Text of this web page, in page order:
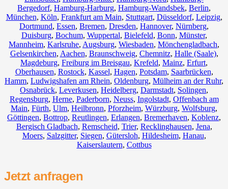
Bergedorf, Hamburg-Harburg, Hamburg-Wandsbek, Berlin,
München, Köln, Frankfurt am Main, Stuttgart, Düsseldorf, Leipzig,
Dortmund, Essen, Bremen, Dresden, Hannover, Nürnberg,
Duisburg, Bochum, Wuppertal, Bielefeld, Bonn, Münster,
Mannheim, Karlsruhe, Augsburg, Wiesbaden, Mönchengladbach,
Gelsenkirchen, Aachen, Braunschweig, Chemnitz⁠, Halle (Saale),
Magdeburg, Freiburg im Breisgau, Krefeld, Mainz, Erfurt,
Oberhausen, Rostock, Kassel, Hagen, Potsdam, Saarbrücken,
Hamm, Ludwigshafen am Rhein, Oldenburg, Mülheim an der Ruhr,
Osnabrück, Leverkusen, Heidelberg, Darmstadt, Solingen,
Regensburg, Herne, Paderborn, Neuss, Ingolstadt, Offenbach am
Main, Fürth, Ulm, Heilbronn, Pforzheim, Würzburg, Wolfsburg,
Göttingen, Bottrop, Reutlingen, Erlangen, Bremerhaven, Koblenz,
Bergisch Gladbach, Remscheid, Trier, Recklinghausen, Jena,
Moers, Salzgitter, Siegen, Gütersloh, Hildesheim, Hanau,
Kaiserslautern, Cottbus
Jetzt anfragen